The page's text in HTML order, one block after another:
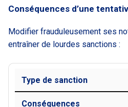
Conséquences d’une
Modifier frauduleusement ses
entraîner de lourdes sanctions :
Type de sanction
Conséquences